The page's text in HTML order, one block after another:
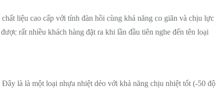
liệu cao cấp với tính đàn hồi cùng khả năng co giãn và chịu lực
rất nhiều khách hàng đặt ra khi lần đầu tiên nghe đến tên loại
Đây là là một loại nhựa nhiệt dẻo với khả năng chịu nhiệt tốt (-50 độ